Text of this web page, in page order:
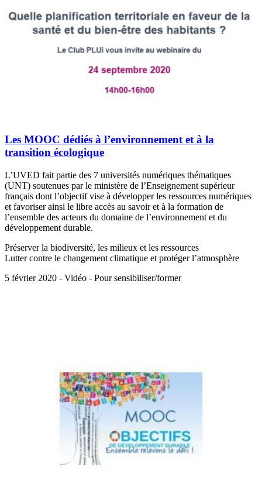
Les MOOC dédiés à l’environnement et à la
transition écologique
L’UVED fait partie des 7 universités numériques thématiques
(UNT) soutenues par le ministère de l’Enseignement supérieur
français dont l’objectif vise à développer les ressources numériques
et favoriser ainsi le libre accès au savoir et à la formation de
l’ensemble des acteurs du domaine de l’environnement et du
développement durable.
Préserver la biodiversité, les milieux et les ressources
Lutter contre le changement climatique et protéger l’atmosphère
5 février 2020 - Vidéo - Pour sensibiliser/former